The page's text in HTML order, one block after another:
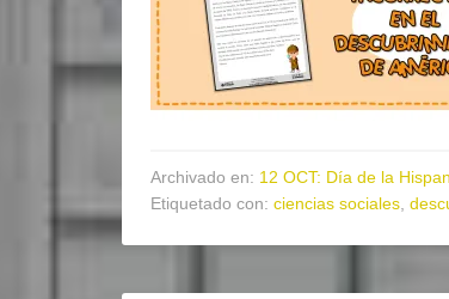
Archivado en: 12 OCT: Día de la
Etiquetado con: ciencias sociales